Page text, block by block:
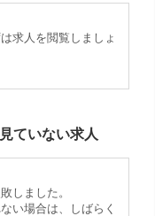
求人を閲覧しましょ
ていない求人
しました。
い場合は、しばらく